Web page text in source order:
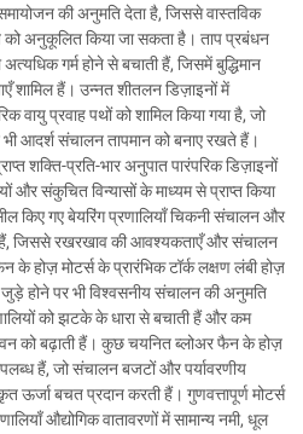
की अनुमति देता है, जिससे वास्तविक
अनुकूलित किया जा सकता है। ताप प्रबंधन
गर्म होने से बचाती हैं, जिसमें बुद्धिमान
शामिल हैं। उन्नत शीतलन डिज़ाइनों में
प्रवाह पथों को शामिल किया गया है, जो
आदर्श संचालन तापमान को बनाए रखते हैं।
शक्ति-प्रति-भार अनुपात पारंपरिक डिज़ाइनों
और संकुचित विन्यासों के माध्यम से प्राप्त किया
किए गए बेयरिंग प्रणालियाँ चिकनी संचालन और
हैं, जिससे रखरखाव की आवश्यकताएँ और संचालन
के होज़ मोटर्स के प्रारंभिक टॉर्क लक्षण लंबी होज़
होने पर भी विश्वसनीय संचालन की अनुमति
को झटके के धारा से बचाती हैं और कम
को बढ़ाती हैं। कुछ चयनित ब्लोअर फैन के होज़
हैं, जो संचालन बजटों और पर्यावरणीय
ऊर्जा बचत प्रदान करती हैं। गुणवत्तापूर्ण मोटर्स
औद्योगिक वातावरणों में सामान्य नमी, धूल